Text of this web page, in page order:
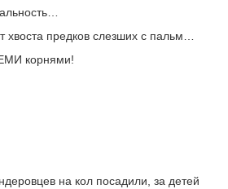
хвоста предков слезших с пальм…
корнями!
на кол посадили, за детей